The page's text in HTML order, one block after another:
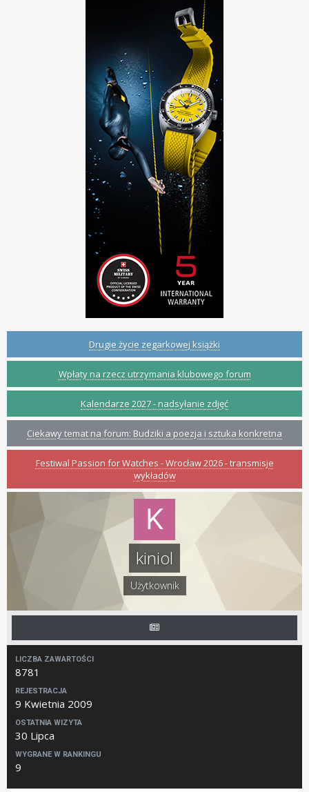
Drugie życie zegarkowej książki
Wpłaty na rzecz utrzymania klubowego forum
Kalendarze 2027 - nadsyłanie zdjęć
Ciekawy temat na forum: Budziki a poezja i sztuka konkretna
Festiwal Passion for Watches - Wrocław 2026 - transmisje
wykładów
kiniol
Użytkownik
LICZBA ZAWARTOŚCI
8781
REJESTRACJA
9 Kwietnia 2009
OSTATNIA WIZYTA
30 Lipca
WYGRANE W RANKINGU
9